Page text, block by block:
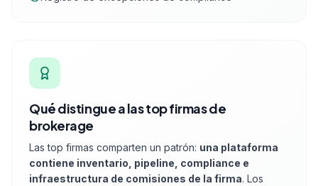
Qué distingue a las top firmas de
brokerage
Las top firmas comparten un patrón: una plataforma
contiene inventario, pipeline, compliance e
infraestructura de comisiones de la firma. Los